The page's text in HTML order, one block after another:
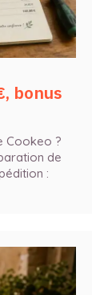
bonus
Cookeo ?
de
: